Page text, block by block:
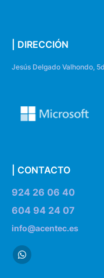
| DIRECCIÓN
Jesús Delgado Valhondo,
| CONTACTO
924 26 06 40
604 94 24 07
info@acentec.es